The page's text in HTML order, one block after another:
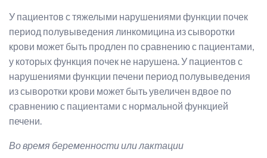
У пациентов с тяжелыми нарушениями функции почек
период полувыведения линкомицина из сыворотки
крови может быть продлен по сравнению с пациентами,
у которых функция почек не нарушена. У пациентов с
нарушениями функции печени период полувыведения
из сыворотки крови может быть увеличен вдвое по
сравнению с пациентами с нормальной функцией
печени.
Во время беременности или лактации